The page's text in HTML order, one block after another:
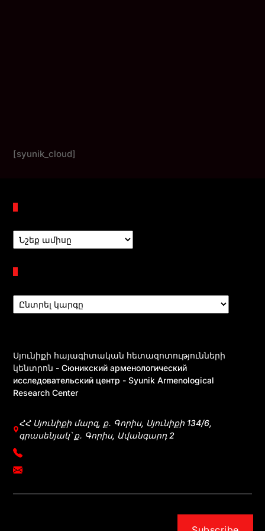
[syunik_cloud]
Սյունիքի հայագիտական հետազոտությունների
կենտրոն - Сюникский арменологический
исследовательский центр - Syunik Armenological
Research Center
ՀՀ Սյունիքի մարզ, ք․ Գորիս, Սյունիքի 134/6,
գրասենյակ՝ ք․ Գորիս, Ավանգարդ 2
+374 39031083
mherkumunts@gmail.com